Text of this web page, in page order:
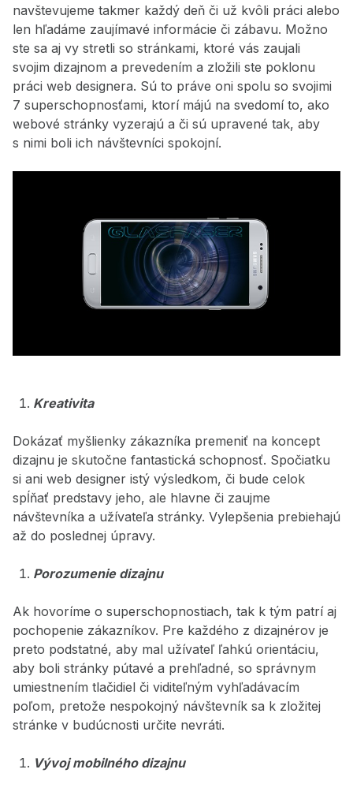
navštevujeme takmer každý deň či už kvôli práci alebo
len hľadáme zaujímavé informácie či zábavu. Možno
ste sa aj vy stretli so stránkami, ktoré vás zaujali
svojim dizajnom a prevedením a zložili ste poklonu
práci web designera. Sú to práve oni spolu so svojimi
7 superschopnosťami, ktorí májú na svedomí to, ako
webové stránky vyzerajú a či sú upravené tak, aby
s nimi boli ich návštevníci spokojní.
Kreativita
Dokázať myšlienky zákazníka premeniť na koncept
dizajnu je skutočne fantastická schopnosť. Spočiatku
si ani web designer istý výsledkom, či bude celok
spĺňať predstavy jeho, ale hlavne či zaujme
návštevníka a užívateľa stránky. Vylepšenia prebiehajú
až do poslednej úpravy.
Porozumenie dizajnu
Ak hovoríme o superschopnostiach, tak k tým patrí aj
pochopenie zákazníkov. Pre každého z dizajnérov je
preto podstatné, aby mal užívateľ ľahkú orientáciu,
aby boli stránky pútavé a prehľadné, so správnym
umiestnením tlačidiel či viditeľným vyhľadávacím
poľom, pretože nespokojný návštevník sa k zložitej
stránke v budúcnosti určite nevráti.
Vývoj mobilného dizajnu